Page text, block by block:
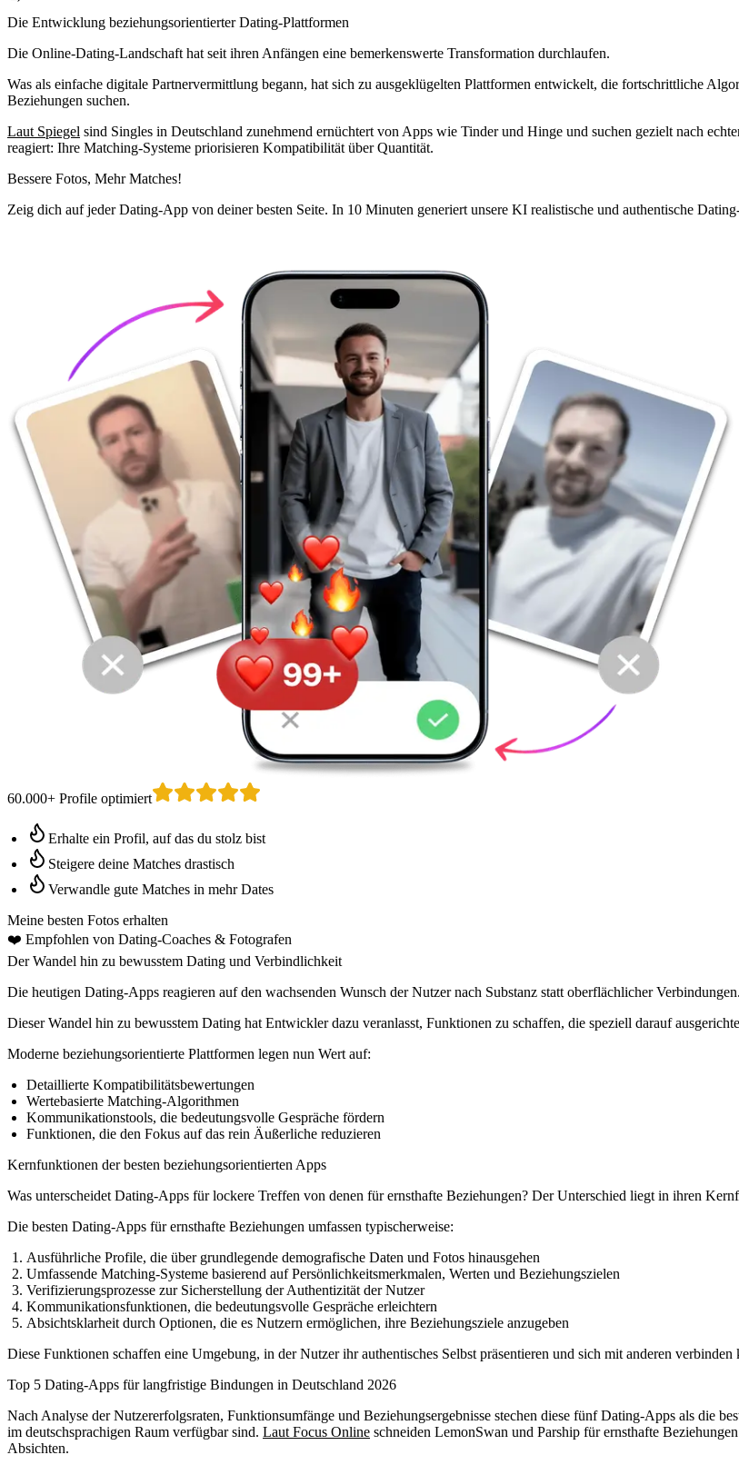
Die Entwicklung beziehungsorientierter Dating-Plattformen
Die Online-Dating-Landschaft hat seit ihren Anfängen eine bemerkenswerte Transformation durchlaufen.
Was als einfache digitale Partnervermittlung begann, hat sich zu ausgeklügelten Plattformen entwickelt, die fortschrittliche
Beziehungen suchen.
Laut Spiegel sind Singles in Deutschland zunehmend ernüchtert von Apps wie Tinder und Hinge und suchen gezielt nach
reagiert: Ihre Matching-Systeme priorisieren Kompatibilität über Quantität.
Bessere Fotos, Mehr Matches!
Zeig dich auf jeder Dating-App von deiner besten Seite. In 10 Minuten generiert unsere KI realistische und authentische
60.000+ Profile optimiert
Erhalte ein Profil, auf das du stolz bist
Steigere deine Matches drastisch
Verwandle gute Matches in mehr Dates
Meine besten Fotos erhalten
❤️ Empfohlen von Dating-Coaches & Fotografen
Der Wandel hin zu bewusstem Dating und Verbindlichkeit
Die heutigen Dating-Apps reagieren auf den wachsenden Wunsch der Nutzer nach Substanz statt oberflächlicher Verbindungen.
Dieser Wandel hin zu bewusstem Dating hat Entwickler dazu veranlasst, Funktionen zu schaffen, die speziell darauf
Moderne beziehungsorientierte Plattformen legen nun Wert auf:
Detaillierte Kompatibilitätsbewertungen
Wertebasierte Matching-Algorithmen
Kommunikationstools, die bedeutungsvolle Gespräche fördern
Funktionen, die den Fokus auf das rein Äußerliche reduzieren
Kernfunktionen der besten beziehungsorientierten Apps
Was unterscheidet Dating-Apps für lockere Treffen von denen für ernsthafte Beziehungen? Der Unterschied liegt in ihren
Die besten Dating-Apps für ernsthafte Beziehungen umfassen typischerweise:
Ausführliche Profile, die über grundlegende demografische Daten und Fotos hinausgehen
Umfassende Matching-Systemebasierend auf Persönlichkeitsmerkmalen, Werten und Beziehungszielen
Verifizierungsprozessezur Sicherstellung der Authentizität der Nutzer
Kommunikationsfunktionen, die bedeutungsvolle Gespräche erleichtern
Absichtsklarheitdurch Optionen, die es Nutzern ermöglichen, ihre Beziehungsziele anzugeben
Diese Funktionen schaffen eine Umgebung, in der Nutzer ihr authentisches Selbst präsentieren und sich mit anderen
Top 5 Dating-Apps für langfristige Bindungen in Deutschland 2026
Nach Analyse der Nutzererfolgsraten, Funktionsumfänge und Beziehungsergebnisse stechen diese fünf Dating-Apps als die
im deutschsprachigen Raum verfügbar sind. Laut Focus Online schneiden LemonSwan und Parship für ernsthafte
Absichten.